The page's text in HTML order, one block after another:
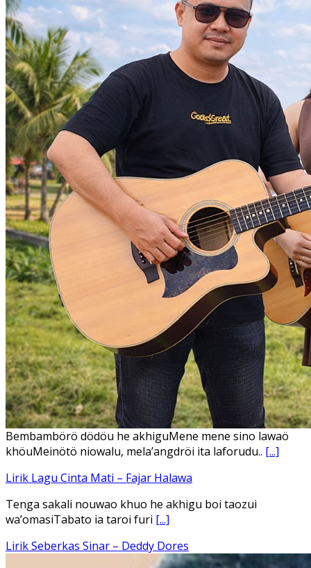
Bembambörö dödöu he akhiguMene mene sino lawaö
khöuMeinötö niowalu, mela’angdröi ita laforudu.. [...]
Lirik Lagu Cinta Mati – Fajar Halawa